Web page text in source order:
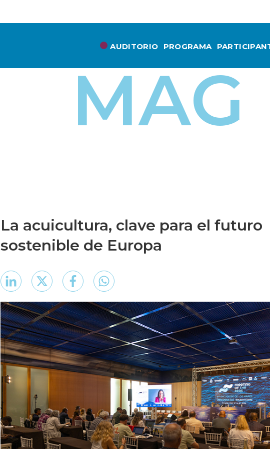
AUDITORIO PROGRAMA
MAG
La acuicultura, clave para el futuro
sostenible de Europa